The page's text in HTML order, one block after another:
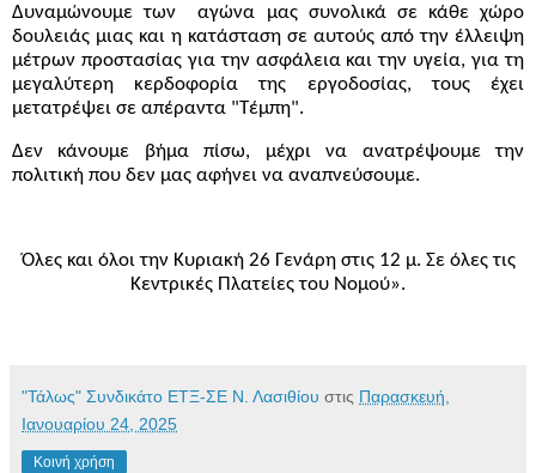
Δυναμώνουμε των
αγώνα μας συνολικά σε κάθε χώρο
δουλειάς μιας και η κατάσταση σε αυτούς από την έλλειψη
μέτρων προστασίας για την ασφάλεια και την υγεία, για τη
μεγαλύτερη κερδοφορία της εργοδοσίας, τους έχει
μετατρέψει σε απέραντα "Τέμπη".
Δεν κάνουμε βήμα πίσω, μέχρι να ανατρέψουμε την
πολιτική που δεν μας αφήνει να αναπνεύσουμε.
Όλες και όλοι την Κυριακή 26 Γενάρη στις 12 μ. Σε όλες τις
Κεντρικές Πλατείες του Νομού».
"Τάλως" Συνδικάτο ΕΤΞ-ΣΕ Ν. Λασιθίου στις Παρασκευή,
Ιανουαρίου 24, 2025
Κοινή χρήση